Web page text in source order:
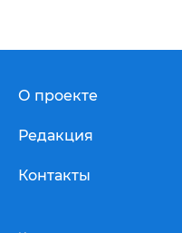
О проекте
Редакция
Контакты